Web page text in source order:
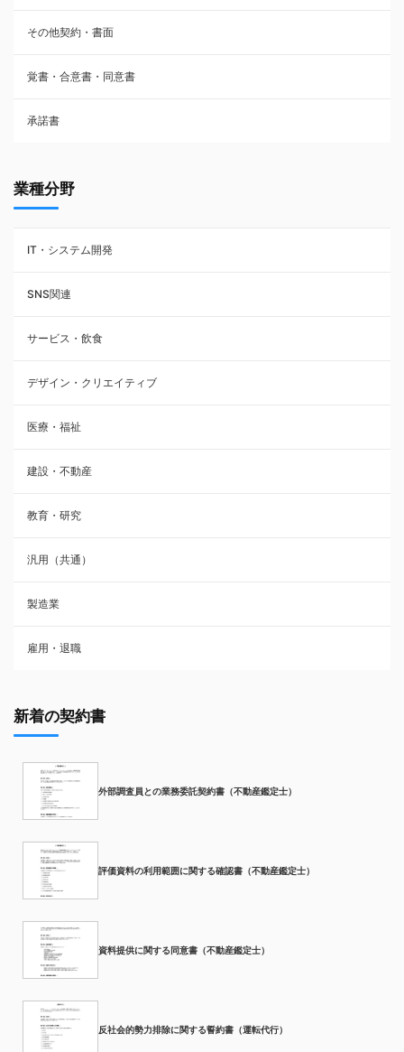
請負契約
フランチャイズ契約
賃貸借契約
その他契約・書面
覚書・合意書・同意書
承諾書
業種分野
IT・システム開発
SNS関連
サービス・飲食
デザイン・クリエイティブ
医療・福祉
建設・不動産
教育・研究
汎用（共通）
製造業
雇用・退職
新着の契約書
外部調査員との業務委託契約書（不動産鑑定士）
評価資料の利用範囲に関する確認書（不動産鑑定士）
資料提供に関する同意書（不動産鑑定士）
反社会的勢力排除に関する誓約書（運転代行）